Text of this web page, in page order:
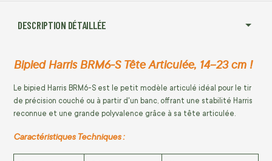
DESCRIPTION DÉTAILLÉE
Bipied Harris BRM6-S Tête Articulée, 14–23 cm !
Le bipied Harris BRM6-S est le petit modèle articulé idéal pour le tir
de précision couché ou à partir d'un banc, offrant une stabilité Harris
reconnue et une grande polyvalence grâce à sa tête articulée.
Caractéristiques Techniques :